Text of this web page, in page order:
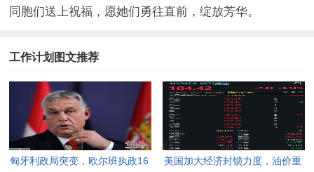
同胞们送上祝福，愿她们勇往直前，绽放芳华。
工作计划图文推荐
匈牙利政局突变，欧尔班执政16
美国加大经济封锁力度，油价重